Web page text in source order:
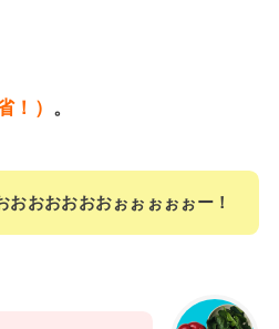
！） 。
おおおおおおぉぉぉぉぉー！